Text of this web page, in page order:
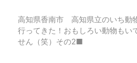
高知県香南市 高知県立のいち動
行ってきた！おもしろい動物もい
せん（笑）その2■